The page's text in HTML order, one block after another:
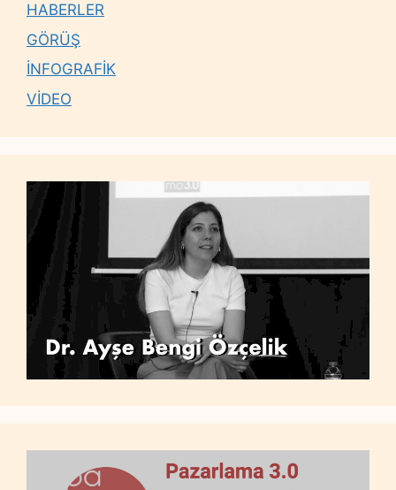
HABERLER
GÖRÜŞ
İNFOGRAFİK
VİDEO